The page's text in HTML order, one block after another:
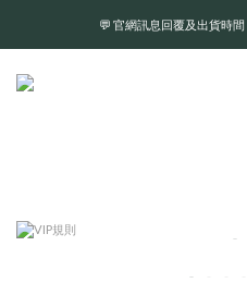
全 館 消 費 滿
💬 官網訊息回覆及出貨時間
全 館 消 費 滿